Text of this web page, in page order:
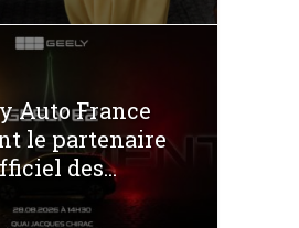
Auto France
le partenaire
des...